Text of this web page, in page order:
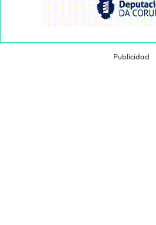
Publicidad